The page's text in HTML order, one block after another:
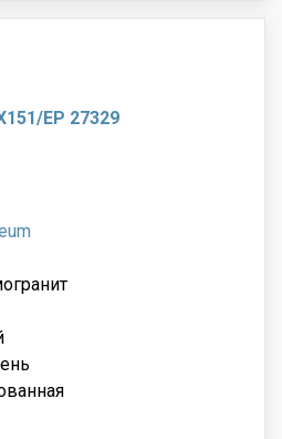
EP 27329